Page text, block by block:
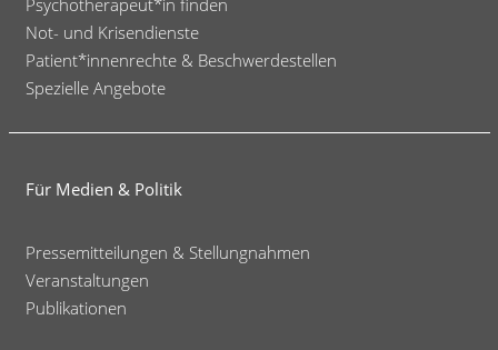
Psychotherapeut*in finden
Not- und Krisendienste
Patient*innenrechte & Beschwerdestellen
Spezielle Angebote
Für Medien & Politik
Pressemitteilungen & Stellungnahmen
Veranstaltungen
Publikationen